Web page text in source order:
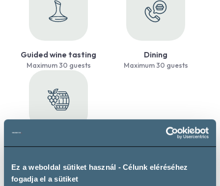
Ez a weboldal sütiket használ - Célunk eléréséhez
fogadja el a sütiket
Guided wine tasting
Maximum 30 guests
Dining
Maximum 30 guests